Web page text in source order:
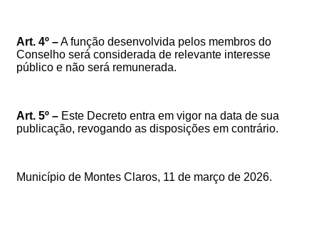
Art. 4º –A função desenvolvida pelos membros do
Conselho será considerada de relevante interesse
público e não será remunerada.
Art. 5º – Este Decreto entra em vigor na data de sua
publicação, revogando as disposições em contrário.
Município de Montes Claros, 11 de março de 2026.